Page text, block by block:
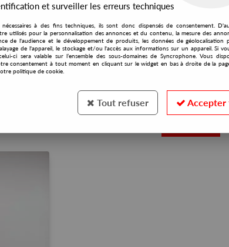
et surveiller les erreurs techniques
à des fins techniques, ils sont donc dispensés de consentement.
utilisés pour la personnalisation des annonces et du contenu, la mesure des
de l'audience et le développement de produits, les données de géolocalisation
de l'appareil, le stockage et/ou l'accès aux informations sur un appareil. Si
ci sera valable sur l’ensemble des sous-domaines de Syncrophone. Vous
consentement à tout moment en cliquant sur le widget en bas à droite de la
politique de cookie.
Tout refuser Accepter